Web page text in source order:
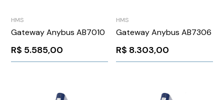
HMS
Gateway Anybus AB7010
R$ 5.585,00
HMS
Gateway Anybus AB7306
R$ 8.303,00